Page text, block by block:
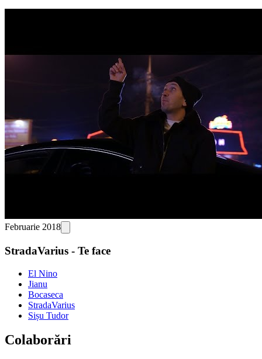
Februarie 2018
StradaVarius - Te face
El Nino
Jianu
Bocaseca
StradaVarius
Sișu Tudor
Colaborări